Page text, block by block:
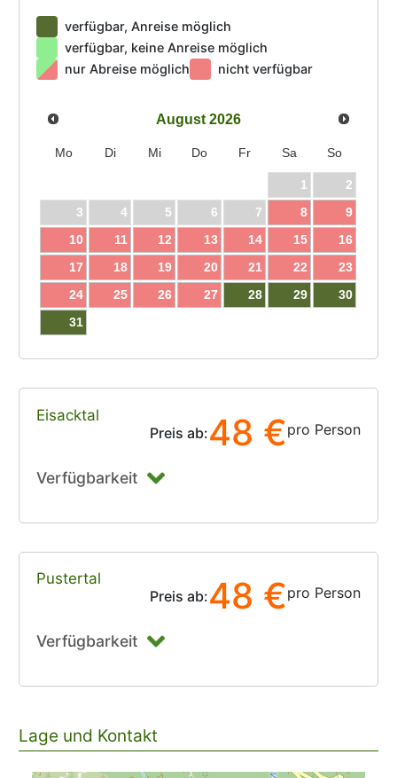
verfügbar, Anreise möglich
verfügbar, keine Anreise möglich
nur Abreise möglich
nicht verfügbar
August 2026
Mo Di Mi Do Fr Sa So
1
2
3
4 5 6 7 8
9
10
11 12 13 14 15
16
17
18 19 20 21 22
23
24
25 26 27 28 29
30
31
Eisacktal
Preis ab:48 €pro Person
Verfügbarkeit
Pustertal
Preis ab:48 €pro Person
Verfügbarkeit
Lage und Kontakt